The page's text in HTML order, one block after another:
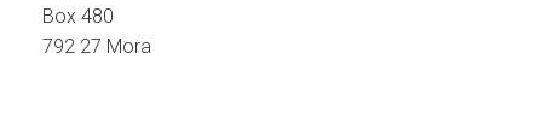
Box 480
792 27 Mora